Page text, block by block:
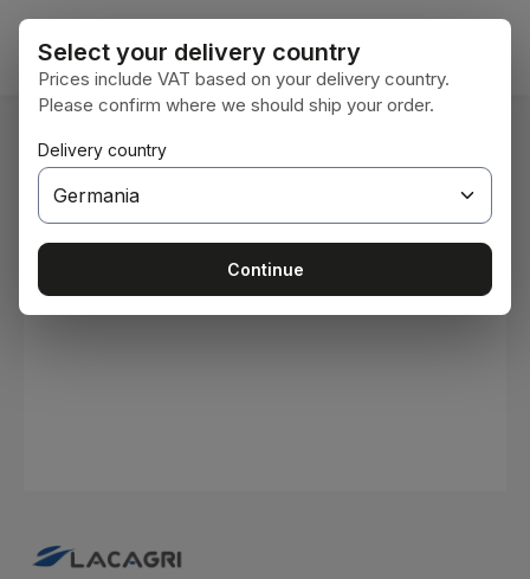
Sari la conținutul principal
Sunteți aici: Acasă
Select your delivery country
Prices include VAT based on your delivery country.
Please confirm where we should ship your order.
Delivery country
Continue